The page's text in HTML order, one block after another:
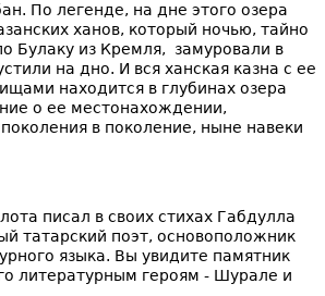
По легенде, на дне этого озера
ханов, который ночью, тайно
Булаку из Кремля, замуровали в
на дно. И вся ханская казна с ее
находится в глубинах озера
о ее местонахождении,
в поколение, ныне навеки
писал в своих стихах Габдулла
татарский поэт, основоположник
языка. Вы увидите памятник
литературным героям - Шурале и